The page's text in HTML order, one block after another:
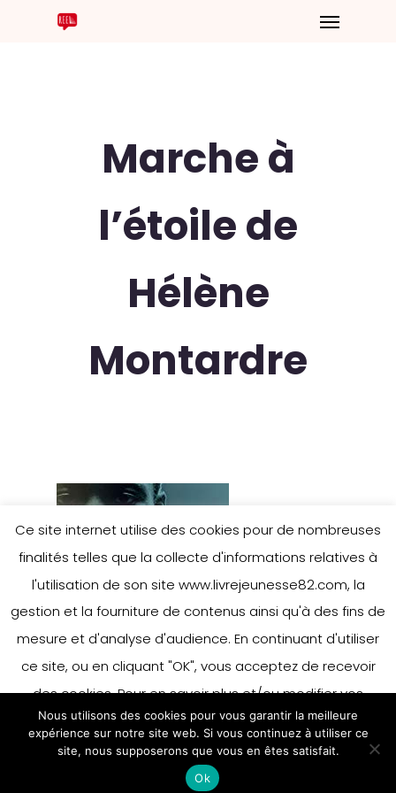
Marche à
l’étoile de
Hélène
Montardre
Ce site internet utilise des cookies pour de nombreuses
finalités telles que la collecte d'informations relatives à
l'utilisation de son site www.livrejeunesse82.com, la
gestion et la fourniture de contenus ainsi qu'à des fins de
mesure et d'analyse d'audience. En continuant d'utiliser
ce site, ou en cliquant "OK", vous acceptez de recevoir
des cookies. Pour en savoir plus et/ou modifier vos
préférences en matière de cookies, merci de vous référer
à notre politique sur les cookies.
Accepter
En savoir plus
Nous utilisons des cookies pour vous garantir la meilleure
expérience sur notre site web. Si vous continuez à utiliser ce
site, nous supposerons que vous en êtes satisfait.
Ok